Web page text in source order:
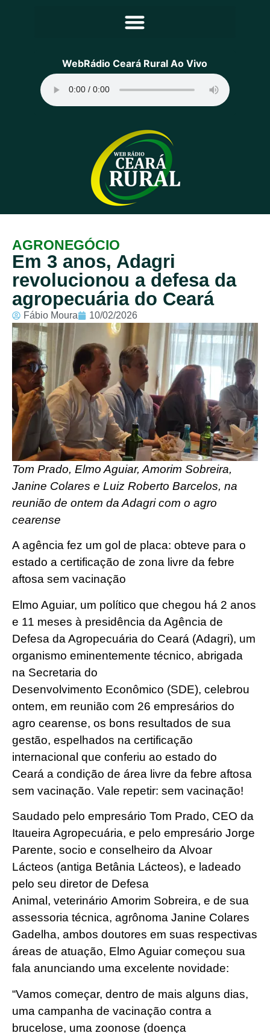
Principal
Programação
Equipe
Contato
Sobre
WebRádio Ceará Rural Ao Vivo
AGRONEGÓCIO
Em 3 anos, Adagri
revolucionou a defesa da
agropecuária do Ceará
Fábio Moura 10/02/2026
Tom Prado, Elmo Aguiar, Amorim Sobreira,
Janine Colares e Luiz Roberto Barcelos, na
reunião de ontem da Adagri com o agro
cearense
A agência fez um gol de placa: obteve para o
estado a certificação de zona livre da febre
aftosa sem vacinação
Elmo Aguiar, um político que chegou há 2 anos
e 11 meses à presidência da Agência de
Defesa da Agropecuária do Ceará (Adagri), um
organismo eminentemente técnico, abrigada
na Secretaria do
Desenvolvimento Econômico (SDE), celebrou
ontem, em reunião com 26 empresários do
agro cearense, os bons resultados de sua
gestão, espelhados na certificação
internacional que conferiu ao estado do
Ceará a condição de área livre da febre aftosa
sem vacinação. Vale repetir: sem vacinação!
Saudado pelo empresário Tom Prado, CEO da
Itaueira Agropecuária, e pelo empresário Jorge
Parente, socio e conselheiro da Alvoar
Lácteos (antiga Betânia Lácteos), e ladeado
pelo seu diretor de Defesa
Animal, veterinário Amorim Sobreira, e de sua
assessoria técnica, agrônoma Janine Colares
Gadelha, ambos doutores em suas respectivas
áreas de atuação, Elmo Aguiar começou sua
fala anunciando uma excelente novidade:
“Vamos começar, dentro de mais alguns dias,
uma campanha de vacinação contra a
brucelose, uma zoonose (doença